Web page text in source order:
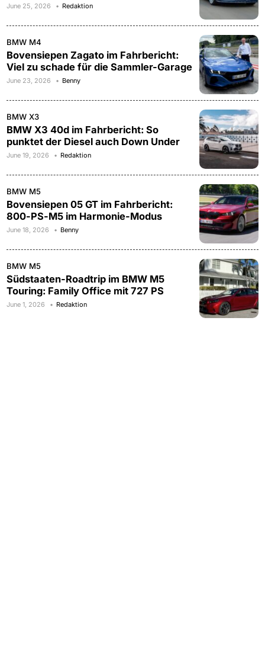
June 25, 2026 Redaktion
BMW M4
Bovensiepen Zagato im Fahrbericht:
Viel zu schade für die Sammler-Garage
June 23, 2026 Benny
BMW X3
BMW X3 40d im Fahrbericht: So
punktet der Diesel auch Down Under
June 19, 2026 Redaktion
BMW M5
Bovensiepen 05 GT im Fahrbericht:
800-PS-M5 im Harmonie-Modus
June 18, 2026 Benny
BMW M5
Südstaaten-Roadtrip im BMW M5
Touring: Family Office mit 727 PS
June 1, 2026 Redaktion